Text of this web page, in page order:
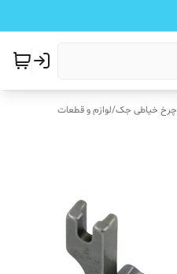
خیاطی جک/لوازم و قطعات